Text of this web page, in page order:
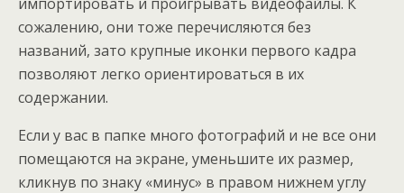
сожалению, они тоже перечисляются без
названий, зато крупные иконки первого кадра
позволяют легко ориентироваться в их
содержании.
Если у вас в папке много фотографий и не все они
помещаются на экране, уменьшите их размер,
кликнув по знаку «минус» в правом нижнем углу